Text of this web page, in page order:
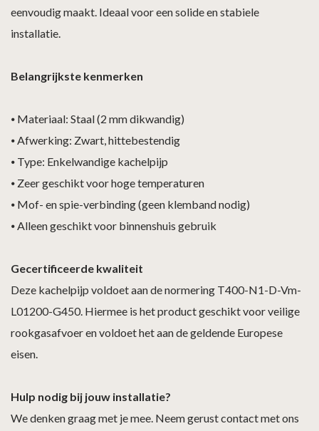
eenvoudig maakt. Ideaal voor een solide en stabiele
installatie.
Belangrijkste kenmerken
⦁ Materiaal: Staal (2 mm dikwandig)
⦁Afwerking: Zwart, hittebestendig
⦁ Type: Enkelwandige kachelpijp
⦁ Zeer geschikt voor hoge temperaturen
⦁ Mof- en spie-verbinding (geen klemband nodig)
⦁Alleen geschikt voor binnenshuis gebruik
Gecertificeerde kwaliteit
Deze kachelpijp voldoet aan de normering T400-N1-D-Vm-
L01200-G450. Hiermee is het product geschikt voor veilige
rookgasafvoer en voldoet het aan de geldende Europese
eisen.
Hulp nodig bij jouw installatie?
We denken graag met je mee. Neem gerust contact met ons